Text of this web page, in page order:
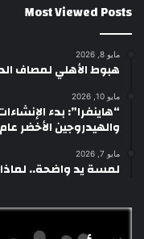
Most Viewed Posts
مايو 8, 2026
هبوط الأهلي لمصاف
مايو 10, 2026
“هاينفرا”: بدء
والهيدروجين الأخضر عام 2030
مايو 7, 2026
لمسة يد واضحة..